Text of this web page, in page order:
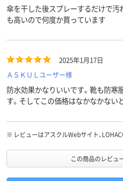
傘を干した後スプレーするだけで汚
も高いので何度か買っています
2025年1月17日
ＡＳＫＵＬユーザー様
防水効果かなりいいです。靴も防寒
す。そしてこの価格はなかなかない
※ レビューはアスクルWebサイト、
この商品のレビュ